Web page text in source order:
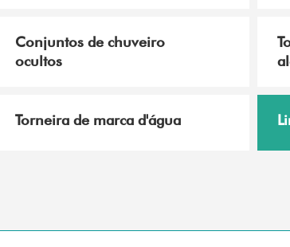
Conjuntos de chuveiro
ocultos
Torneira de marca d'água